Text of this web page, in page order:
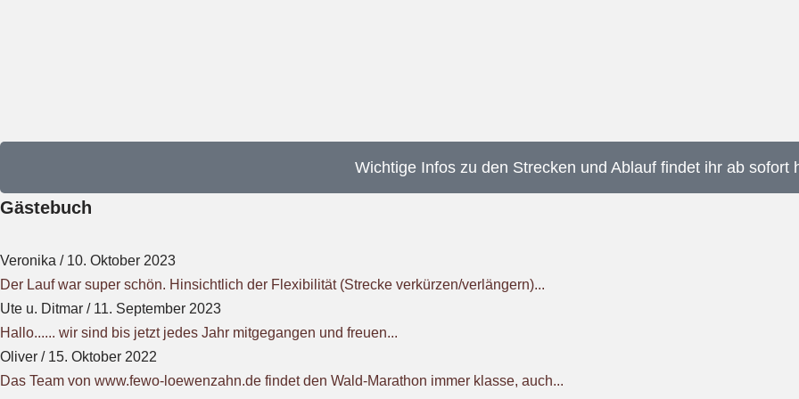
Wichtige Infos zu den Strecken und Ablauf findet ihr ab sofort
Gästebuch
Veronika / 10. Oktober 2023
Der Lauf war super schön. Hinsichtlich der Flexibilität (Strecke verkürzen/verlängern)...
Ute u. Ditmar / 11. September 2023
Hallo...... wir sind bis jetzt jedes Jahr mitgegangen und freuen...
Oliver / 15. Oktober 2022
Das Team von www.fewo-loewenzahn.de findet den Wald-Marathon immer klasse, auch...